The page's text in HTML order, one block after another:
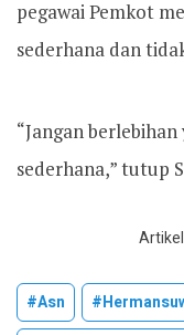
pegawai Pemkot
sederhana dan
“Jangan
sederhana,” tutup
#asn